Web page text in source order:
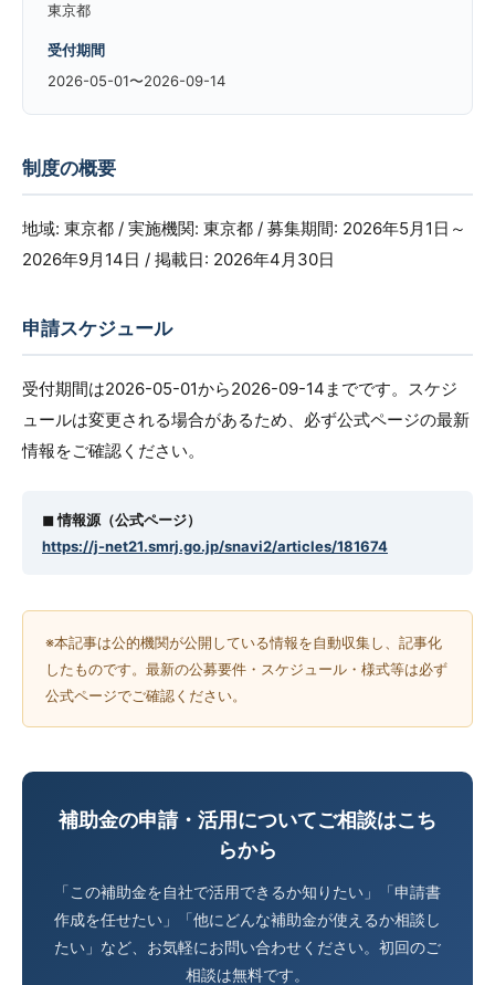
東京都
受付期間
2026-05-01〜2026-09-14
制度の概要
地域: 東京都 / 実施機関: 東京都 / 募集期間: 2026年5月1日～
2026年9月14日 / 掲載日: 2026年4月30日
申請スケジュール
受付期間は2026-05-01から2026-09-14までです。スケジ
ュールは変更される場合があるため、必ず公式ページの最新
情報をご確認ください。
◼︎ 情報源（公式ページ）
https://j-net21.smrj.go.jp/snavi2/articles/181674
※本記事は公的機関が公開している情報を自動収集し、記事化
したものです。最新の公募要件・スケジュール・様式等は必ず
公式ページでご確認ください。
補助金の申請・活用についてご相談はこち
らから
「この補助金を自社で活用できるか知りたい」「申請書
作成を任せたい」「他にどんな補助金が使えるか相談し
たい」など、お気軽にお問い合わせください。初回のご
相談は無料です。